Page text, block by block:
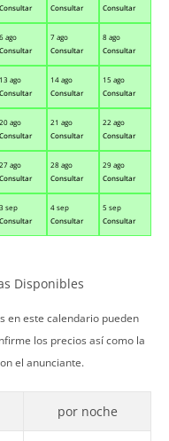
Consultar
Consultar
Consultar
6 ago
Consultar
7 ago
Consultar
8 ago
Consultar
13 ago
Consultar
14 ago
Consultar
15 ago
Consultar
20 ago
Consultar
21 ago
Consultar
22 ago
Consultar
27 ago
Consultar
28 ago
Consultar
29 ago
Consultar
3 sep
Consultar
4 sep
Consultar
5 sep
Consultar
Disponibles
en este calendario pueden
los precios así como la
el anunciante.
por noche